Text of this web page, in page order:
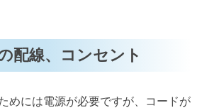
配線、コンセント
めには電源が必要ですが、コードが